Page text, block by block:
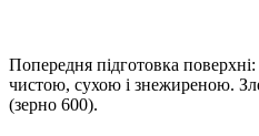
Попередня підготовка
чистою, сухою і знежиреною.
(зерно 600).